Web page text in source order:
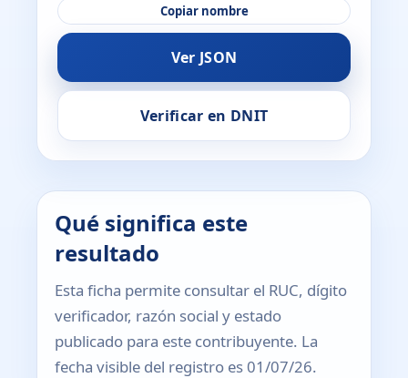
Copiar nombre
Ver JSON
Verificar en DNIT
Qué significa este
resultado
Esta ficha permite consultar el RUC, dígito
verificador, razón social y estado
publicado para este contribuyente. La
fecha visible del registro es 01/07/26.